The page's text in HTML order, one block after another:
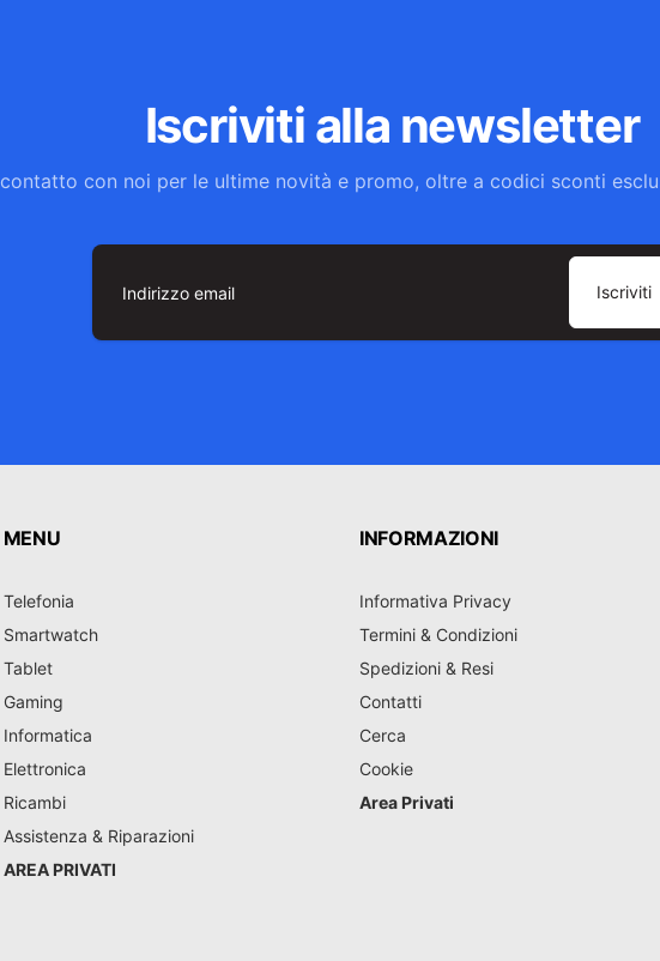
Iscriviti alla newsletter
con noi per le ultime novità e promo, oltre a codici sconti
Indirizzo
Iscriviti
MENU
Telefonia
Smartwatch
Tablet
Gaming
Informatica
Elettronica
Ricambi
Assistenza & Riparazioni
AREA PRIVATI
INFORMAZIONI
Informativa Privacy
Termini & Condizioni
Spedizioni & Resi
Contatti
Cerca
Cookie
Area Privati